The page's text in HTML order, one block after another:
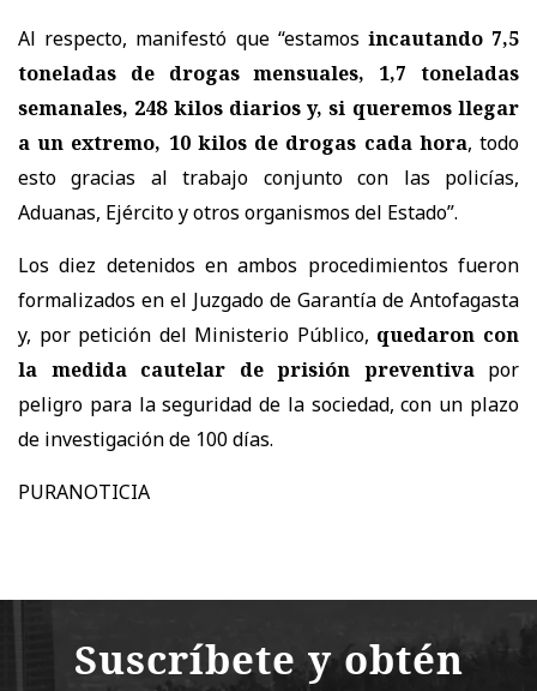
Al respecto, manifestó que “estamos incautando 7,5
toneladas de drogas mensuales, 1,7 toneladas
semanales, 248 kilos diarios y, si queremos llegar
a un extremo, 10 kilos de drogas cada hora, todo
esto gracias al trabajo conjunto con las policías,
Aduanas, Ejército y otros organismos del Estado”.
Los diez detenidos en ambos procedimientos fueron
formalizados en el Juzgado de Garantía de Antofagasta
y, por petición del Ministerio Público, quedaron con
la medida cautelar de prisión preventivapor
peligro para la seguridad de la sociedad, con un plazo
de investigación de 100 días.
PURANOTICIA